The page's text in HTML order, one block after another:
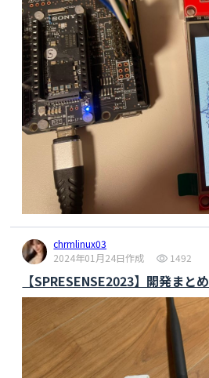
chrmlinux03
2024年01月24日作成
1492
【SPRESENSE2023】開発まとめ